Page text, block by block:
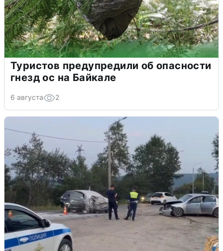
Туристов предупредили об опасности
гнезд ос на Байкале
6 августа 2